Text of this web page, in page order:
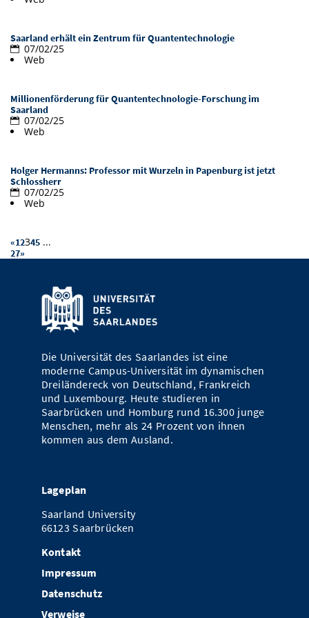
Open Science/Open Access
Zahlen & Fakten
Kontakt
SIC Podcast
AnsprechpartnerInnen, Personen, Forschungsgruppen
Alumni
Saarland erhält ein Zentrum für Quantentechnologie
07/02/25
Web
Millionenförderung für Quantentechnologie-Forschung im
Saarland
07/02/25
Web
Holger Hermanns: Professor mit Wurzeln in Papenburg ist jetzt
Schlossherr
07/02/25
Web
«12345 ...
27»
Die Universität des Saarlandes ist eine
moderne Campus-Universität im dynamischen
Dreiländereck von Deutschland, Frankreich
und Luxembourg. Heute studieren in
Saarbrücken und Homburg rund 16.300 junge
Menschen, mehr als 24 Prozent von ihnen
kommen aus dem Ausland.
Lageplan
Saarland University
66123 Saarbrücken
Kontakt
Impressum
Datenschutz
Verweise